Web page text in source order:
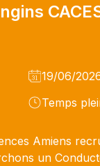
19/06/
Temps
Amiens
un